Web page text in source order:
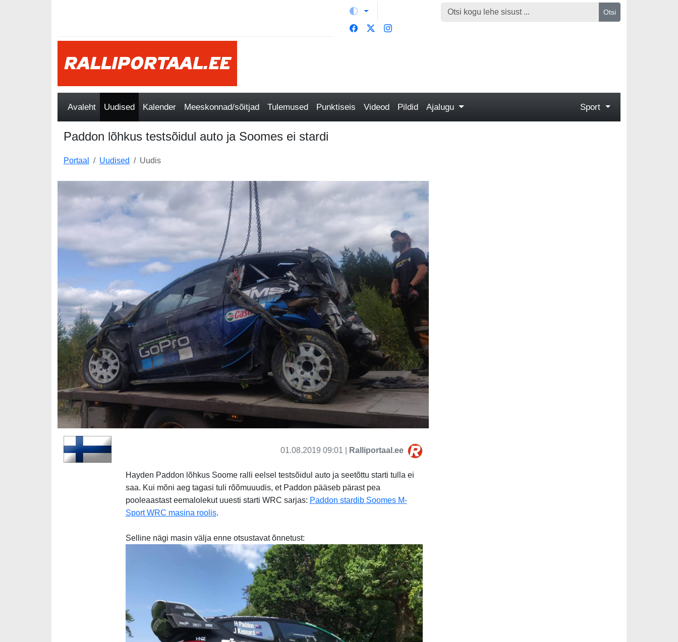
Otsi
Avaleht Uudised Kalender Meeskonnad/sõitjad Tulemused Punktiseis Videod Pildid Ajalugu Sport
Paddon lõhkus testsõidul auto ja Soomes ei stardi
Portaal Uudised Uudis
01.08.2019 09:01 | Ralliportaal.ee
Hayden Paddon lõhkus Soome ralli eelsel testsõidul auto ja seetõttu starti tulla ei
saa. Kui mõni aeg tagasi tuli rõõmuuudis, et Paddon pääseb pärast pea
pooleaastast eemalolekut uuesti starti WRC sarjas: Paddon stardib Soomes M-
Sport WRC masina roolis.
Selline nägi masin välja enne otsustavat õnnetust: